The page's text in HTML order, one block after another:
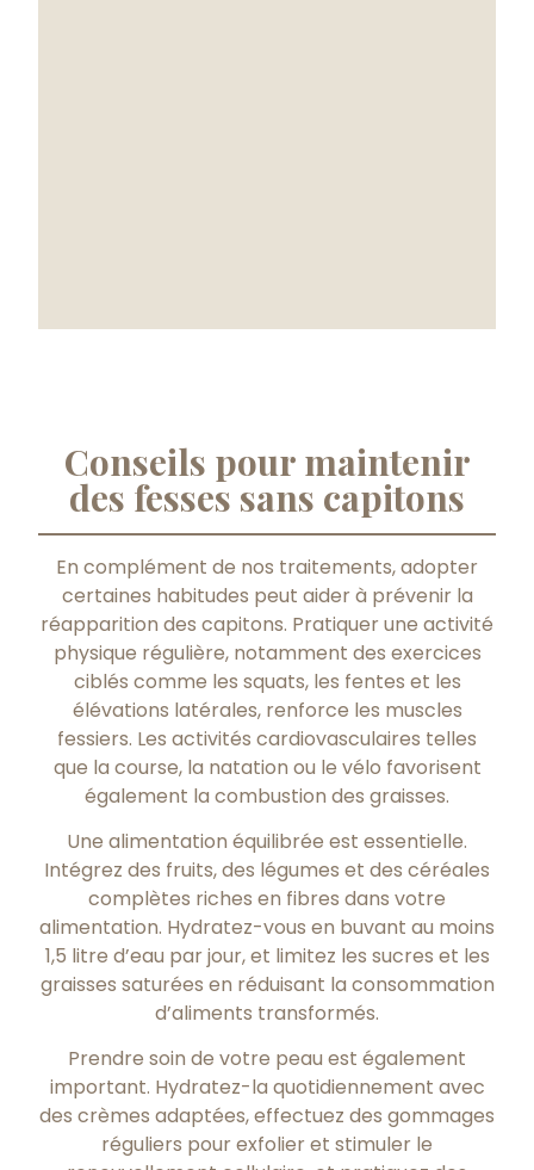
Conseils pour maintenir
des fesses sans capitons
En complément de nos traitements, adopter
certaines habitudes peut aider à prévenir la
réapparition des capitons. Pratiquer une activité
physique régulière, notamment des exercices
ciblés comme les squats, les fentes et les
élévations latérales, renforce les muscles
fessiers. Les activités cardiovasculaires telles
que la course, la natation ou le vélo favorisent
également la combustion des graisses.
Une alimentation équilibrée est essentielle.
Intégrez des fruits, des légumes et des céréales
complètes riches en fibres dans votre
alimentation. Hydratez-vous en buvant au moins
1,5 litre d’eau par jour, et limitez les sucres et les
graisses saturées en réduisant la consommation
d’aliments transformés.
Prendre soin de votre peau est également
important. Hydratez-la quotidiennement avec
des crèmes adaptées, effectuez des gommages
réguliers pour exfolier et stimuler le